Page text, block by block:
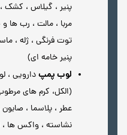
پنیر ، گیلاس ، کشک
مربا ، مالت ، رب
توت فرنگی ، ژله ،
پنیر خامه ای)
لوب پمپدارویی ،
(الكل، کرم های
عطر ، پلاسما ، صابون
نشاسته ، واکس ها ،